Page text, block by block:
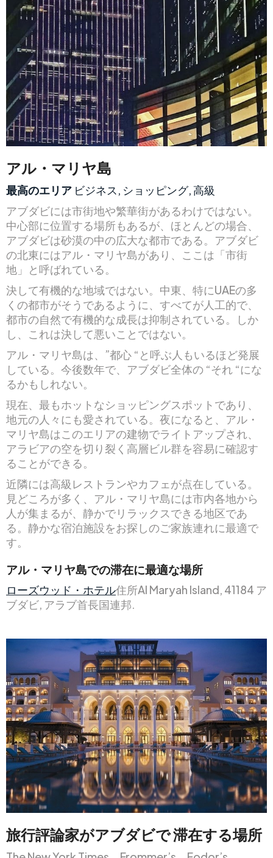
アル・マリヤ島
最高のエリア ビジネス, ショッピング, 高級
アブダビには市街地や繁華街があるわけではない。
中心部に位置する場所もあるが、ほとんどの場合、
アブダビは砂漠の中の広大な都市である。アブダビ
の北東にはアル・マリヤ島があり、ここは「市街
地」と呼ばれている。
決して有機的な地域ではない。中東、特にUAEの多
くの都市がそうであるように、すべてが人工的で、
都市の自然で有機的な成長は抑制されている。しか
し、これは決して悪いことではない。
アル・マリヤ島は、”都心 “と呼ぶ人もいるほど発展
している。今後数年で、アブダビ全体の “それ “にな
るかもしれない。
現在、最もホットなショッピングスポットであり、
地元の人々にも愛されている。夜になると、アル・
マリヤ島はこのエリアの建物でライトアップされ、
アラビアの空を切り裂く高層ビル群を容易に確認す
ることができる。
近隣には高級レストランやカフェが点在している。
見どころが多く、アル・マリヤ島には市内各地から
人が集まるが、静かでリラックスできる地区であ
る。静かな宿泊施設をお探しのご家族連れに最適で
す。
アル・マリヤ島での滞在に最適な場所
ローズウッド・ホテル住所Al Maryah Island, 41184 ア
ブダビ, アラブ首長国連邦.
旅行評論家がアブダビで滞在する場所